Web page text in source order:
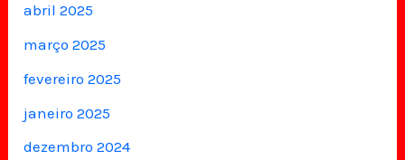
abril 2025
março 2025
fevereiro 2025
janeiro 2025
dezembro 2024